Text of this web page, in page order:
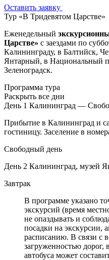
Оставить заявку
Тур «В Тридевятом Царстве»
Еженедельный
Царстве» с заездами по
Калининграду, в Балтийск,
Янтарный, в Национальный
Зеленоградск.
Программа тура
Раскрыть все дни
День 1 Калининград —
Прибытие в Калининград и
гостиницу. Заселение в
Свободный день
День 2 Калининград, музей
Завтрак
В программе указано
экскурсий (время
не опаздывать и
посадки на экскурсии,
расписанию. В связи с
загруженностью дорог,
автобуса может